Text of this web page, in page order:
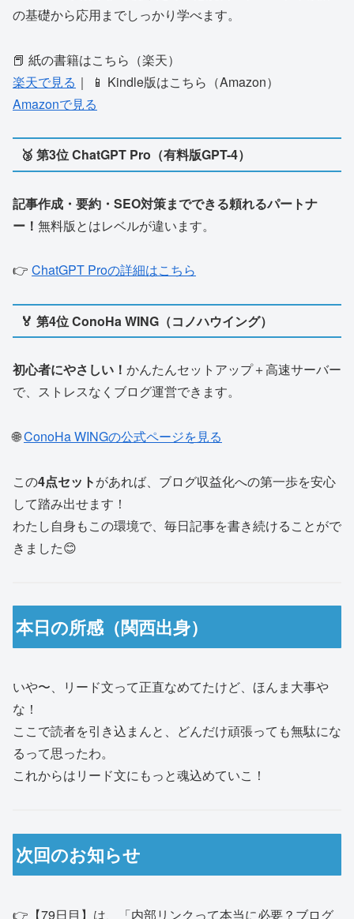
の基礎から応用までしっかり学べます。
📕 紙の書籍はこちら（楽天）
楽天で見る ｜ 📱 Kindle版はこちら（Amazon）
Amazonで見る
🥉 第3位 ChatGPT Pro（有料版GPT-4）
記事作成・要約・SEO対策までできる頼れるパートナ
ー！ 無料版とはレベルが違います。
👉 ChatGPT Proの詳細はこちら
🏅 第4位 ConoHa WING（コノハウイング）
初心者にやさしい！ かんたんセットアップ＋高速サーバー
で、ストレスなくブログ運営できます。
🌐ConoHa WINGの公式ページを見る
この4点セットがあれば、ブログ収益化への第一歩を安心
して踏み出せます！
わたし自身もこの環境で、毎日記事を書き続けることがで
きました😊
本日の所感（関西出身）
いや〜、リード文って正直なめてたけど、ほんま大事や
な！
ここで読者を引き込まんと、どんだけ頑張っても無駄にな
るって思ったわ。
これからはリード文にもっと魂込めていこ！
次回のお知らせ
👉【79日目】は、「内部リンクって本当に必要？ブログ